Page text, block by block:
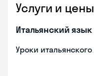
Услуги и цены
Итальянский язык
Уроки итальянского